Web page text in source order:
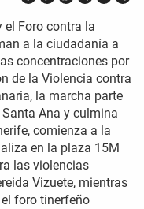
el Foro contra la
a la ciudadanía a
concentraciones por
de la Violencia contra
la marcha parte
Ana y culmina
comienza a la
en la plaza 15M
las violencias
Vizuete, mientras
foro tinerfeño